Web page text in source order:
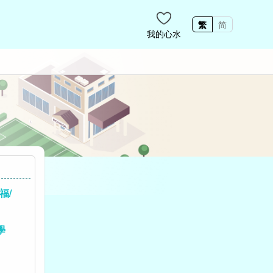
/
我的心水
繁 简